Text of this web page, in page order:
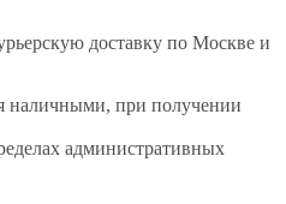
доставку по Москве и
наличными, при получении
административных